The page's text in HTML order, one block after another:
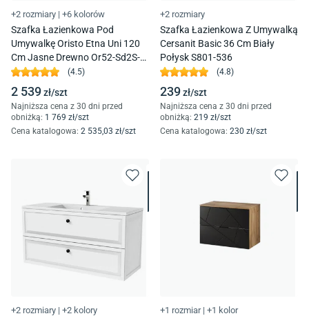
+2 rozmiary | +6 kolorów
Szafka Łazienkowa Pod
Umywalkę Oristo Etna Uni 120
Cm Jasne Drewno Or52-Sd2S-
120-78
(4.5)
2 539zł/szt
Najniższa cena z 30 dni przed
obniżką: 1 769 zł/szt
Cena katalogowa: 2 535,03 zł/szt
+2 rozmiary
Szafka Łazienkowa Z Umywalką
Cersanit Basic 36 Cm Biały
Połysk S801-536
(4.8)
239zł/szt
Najniższa cena z 30 dni przed
obniżką: 219 zł/szt
Cena katalogowa: 230 zł/szt
+2 rozmiary | +2 kolory +1 rozmiar | +1 kolor